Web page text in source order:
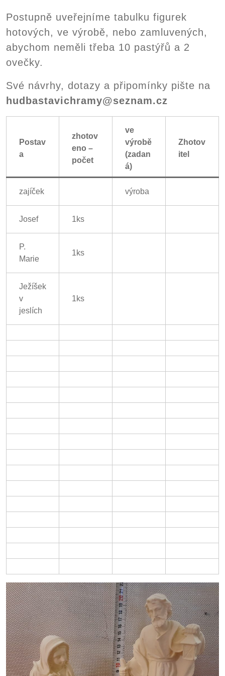
Postupně uveřejníme tabulku figurek
hotových, ve výrobě, nebo zamluvených,
abychom neměli třeba 10 pastýřů a 2
ovečky.
Své návrhy, dotazy a připomínky pište na
hudbastavichramy@seznam.cz
Postav
a
zhotov
eno –
počet
ve
výrobě
(zadan
á)
Zhotov
itel
zajíček výroba
Josef 1ks
P.
Marie
1ks
Ježíšek
v
jeslích
1ks